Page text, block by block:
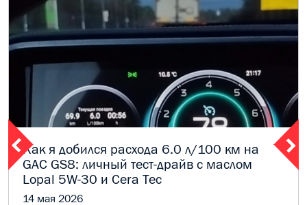
Как я добился расхода 6.0 л/100 км на
GAC GS8: личный тест-драйв с маслом
Lopal 5W-30 и Cera Tec
14 мая 2026